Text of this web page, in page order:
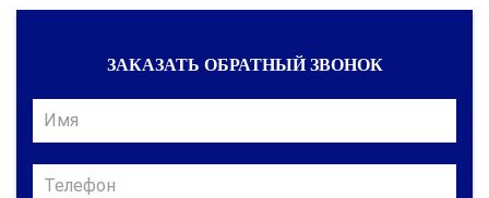
ЗАКАЗАТЬ ОБРАТНЫЙ ЗВОНОК